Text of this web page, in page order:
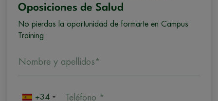
Oposiciones de Salud
No pierdas la oportunidad de formarte en Campus
Training
Nombre y apellidos*
+34 Teléfono *